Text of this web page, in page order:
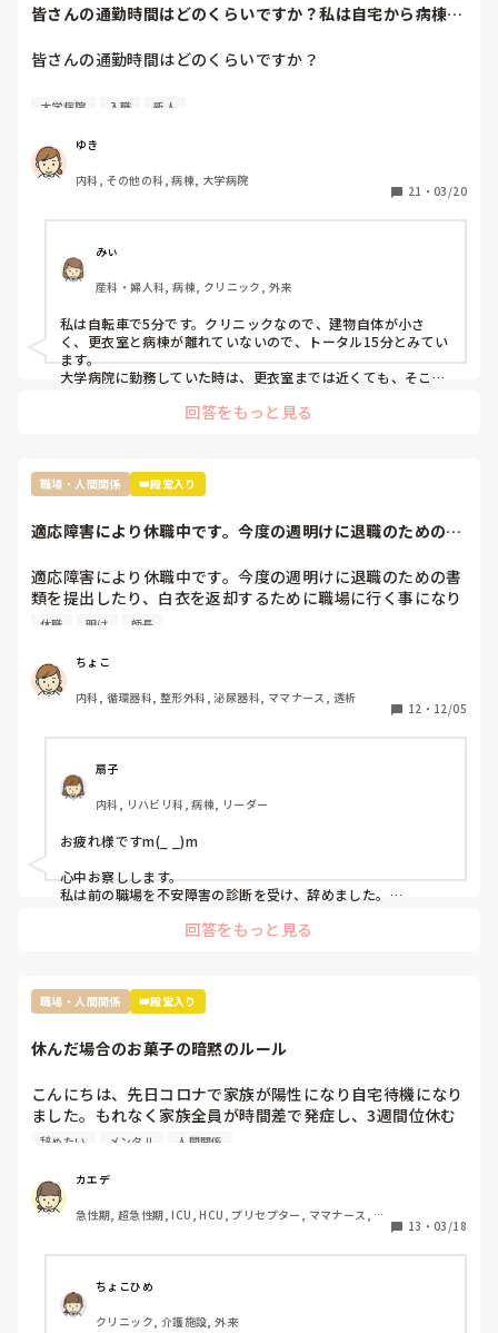
皆さんの通勤時間はどのくらいですか？私は自宅から病棟ま
皆さんの通勤時間はどのくらいですか？
私は自宅から病棟まで、着替え込みで1時間半くらいです。
４月から新人看護師として入職しますが、周りの友人はみん
な寮か、30分ほどの通勤時間なので、一般的な平均が知りた
大学病院 入職 新人
ゆき
内科, その他の科, 病棟, 大学病院
21 ・ 03/20
みぃ
産科・婦人科, 病棟, クリニック, 外来
私は自転車で5分です。クリニックなので、建物自体が小さ
く、更衣室と病棟が離れていないので、トータル15分とみてい
ます。
大学病院に勤務していた時は、更衣室までは近くても、そこか
回答をもっと見る
職場・人間関係 👑殿堂入り
適応障害により休職中です。今度の週明けに退職のための書
適応障害により休職中です。今度の週明けに退職のための書
類を提出したり、白衣を返却するために職場に行く事になり
ました。今から考えるだけで怖いです…人事課に行く事、ま
は怖くて向かえない気がします。本当は最後のけじめとして
病棟に行き、スタッフに挨拶するのが筋だとは思うのです
が…
休職 明け 師長
ちょこ
内科, 循環器科, 整形外科, 泌尿器科, ママナース, 透析
12 ・ 12/05
扇子
内科, リハビリ科, 病棟, リーダー
お疲れ様ですm(_ _)m
心中お察しします。
私は前の職場を不安障害の診断を受け、辞めました。
私もスタッフに挨拶しなければと思いましたが身体が動きませ
参考になるかは分かりませんが無理をしてまで行く必要はない
回答をもっと見る
職場・人間関係 👑殿堂入り
休んだ場合のお菓子の暗黙のルール
こんにちは、先日コロナで家族が陽性になり自宅待機になり
ました。もれなく家族全員が時間差で発症し、3週間位休む
ことになりました。
菓子を4袋くらい買って行ったんですが…
裏であんなに迷惑かけたのにファミリーパックって馬鹿にさ
れてるよねとお局がクラークさんに言ってたんですよね。
前の職場は長期休暇とか帰省したときはご当地のお土産みた
いな感じ、やむを得ない理由での突発的な休みではファミリ
ーパックとかみんなで食べれるお菓子を買ってくるみたいな
暗黙のルールがありました。
転職して初めての何日も休む休みだし、他の方もコストコの
辞めたい メンタル 人間関係
カエデ
急性期, 超急性期, ICU, HCU, プリセプター, ママナース, リ
13 ・ 03/18
ちょこひめ
クリニック, 介護施設, 外来